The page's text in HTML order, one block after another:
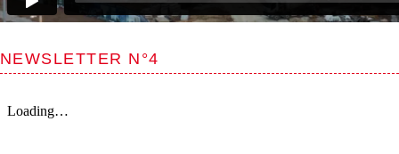
NEWSLETTER N°4